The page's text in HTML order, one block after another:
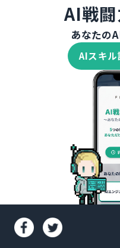
AI戦
あなたの
AIスキ